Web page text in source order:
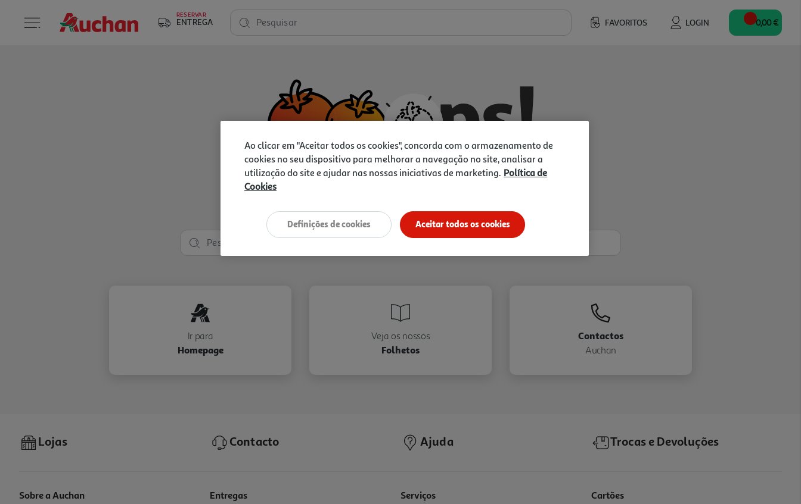
RESERVAR
ENTREGA FAVORITOS LOGIN
Pesquisar 0,00 €
Vamos tentar de novo?
Ir para
Homepage
Veja os nossos
Folhetos
Contactos
Auchan
Lojas Contacto Ajuda Trocas e Devoluções
Sobre a Auchan Entregas Serviços Cartões
Ao clicar em "Aceitar todos os cookies", concorda com o armazenamento de
cookies no seu dispositivo para melhorar a navegação no site, analisar a
utilização do site e ajudar nas nossas iniciativas de marketing. Política de
Cookies
Aceitar todos os cookies
Definições de cookies